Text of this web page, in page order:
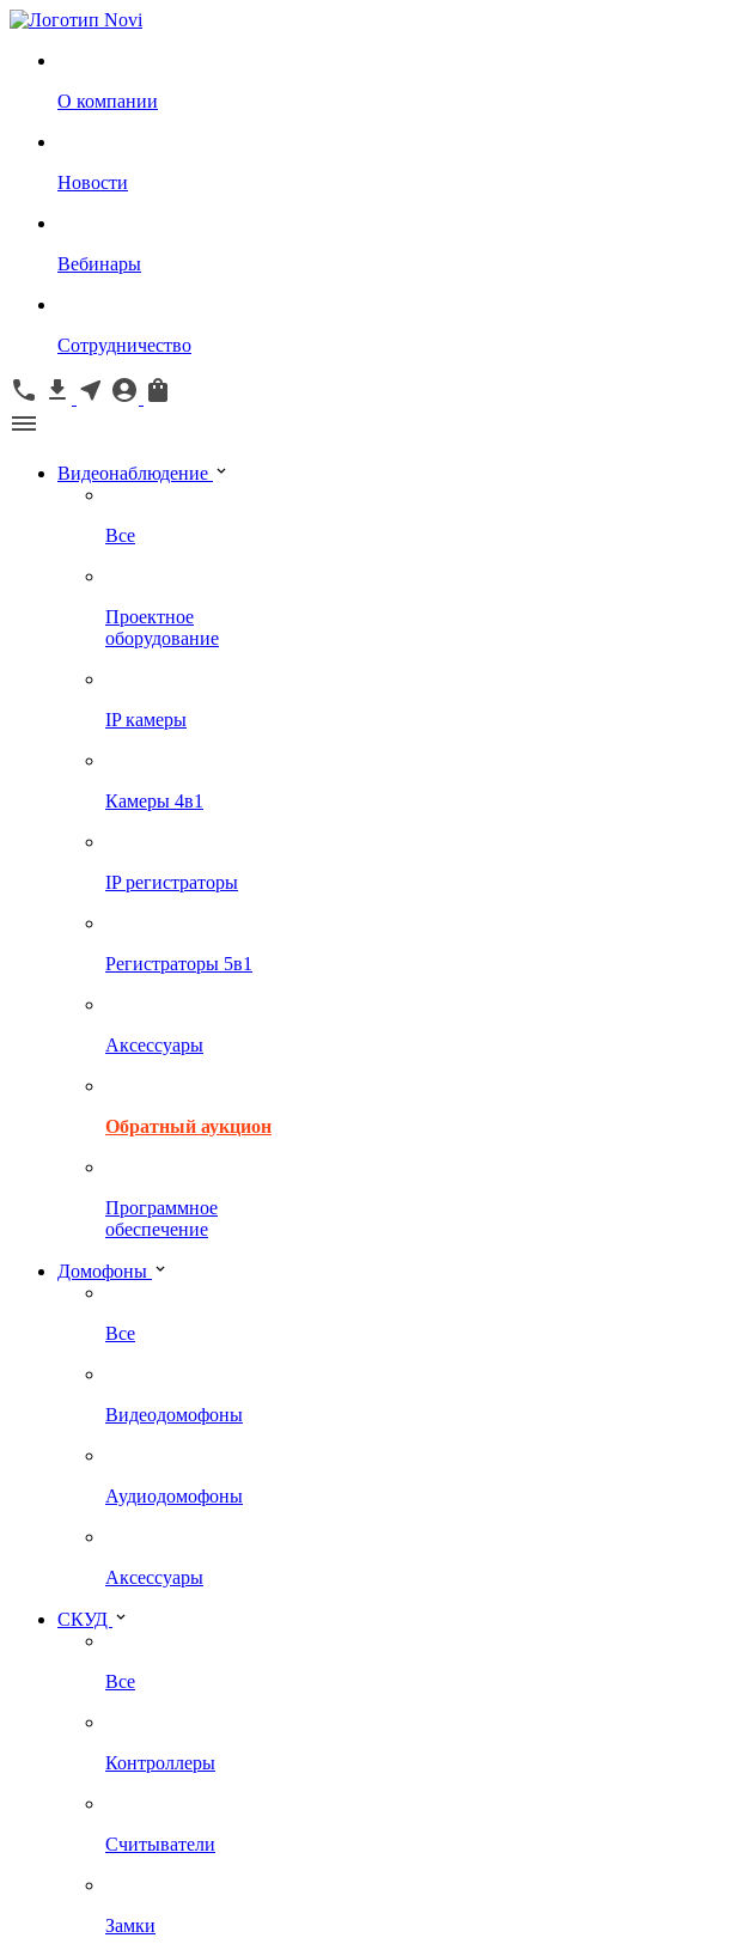
О компании
Новости
Вебинары
Сотрудничество
Видеонаблюдение
Все
Проектное
оборудование
IP камеры
Камеры 4в1
IP регистраторы
Регистраторы 5в1
Аксессуары
Обратный аукцион
Программное
обеспечение
Домофоны
Все
Видеодомофоны
Аудиодомофоны
Аксессуары
СКУД
Все
Контроллеры
Считыватели
Замки